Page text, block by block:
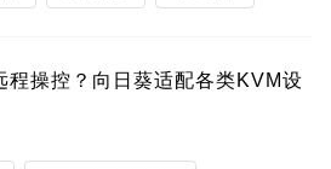
程操控？向日葵适配各类KVM设